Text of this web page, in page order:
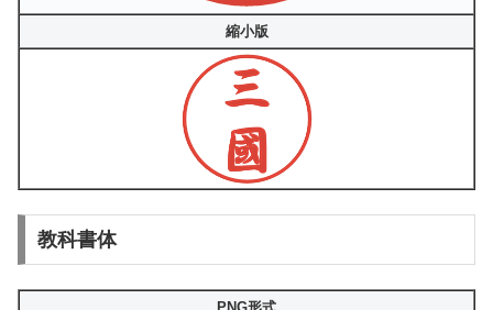
縮小版
教科書体